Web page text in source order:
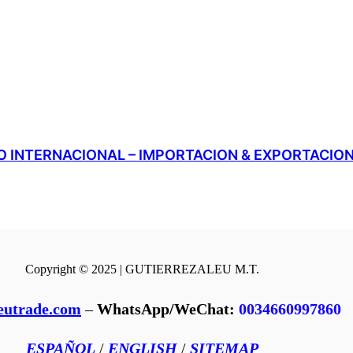
INTERNACIONAL – IMPORTACION &
Copyright © 2025 | GUTIERREZALEU M.T.
–WhatsApp/WeChat: 0034660997860
ESPAÑOL/ ENGLISH/ SITEMAP